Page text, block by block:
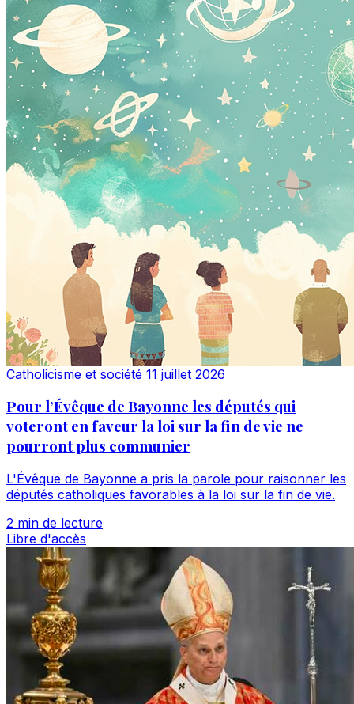
Catholicisme et société 11 juillet 2026
Pour l’Évêque de Bayonne les députés qui
voteront en faveur la loi sur la fin de vie ne
pourront plus communier
L'Évêque de Bayonne a pris la parole pour raisonner les
députés catholiques favorables à la loi sur la fin de vie.
2 min de lecture
Libre d'accès